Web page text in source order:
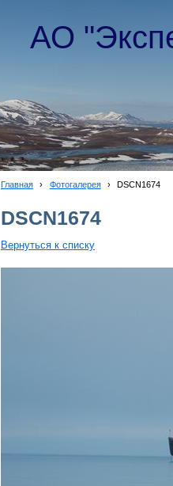
АО
Главная › Фотогалерея › DSCN1674
DSCN1674
Вернуться к списку